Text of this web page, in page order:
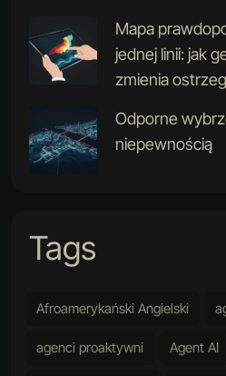
Mapa
jednej linii: jak
zmienia
Odporne
niepewnością
Tags
Afroamerykański Angielski
agenci proaktywni Agent AI